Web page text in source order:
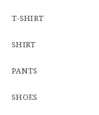
T-SHIRT
SHIRT
PANTS
SHOES